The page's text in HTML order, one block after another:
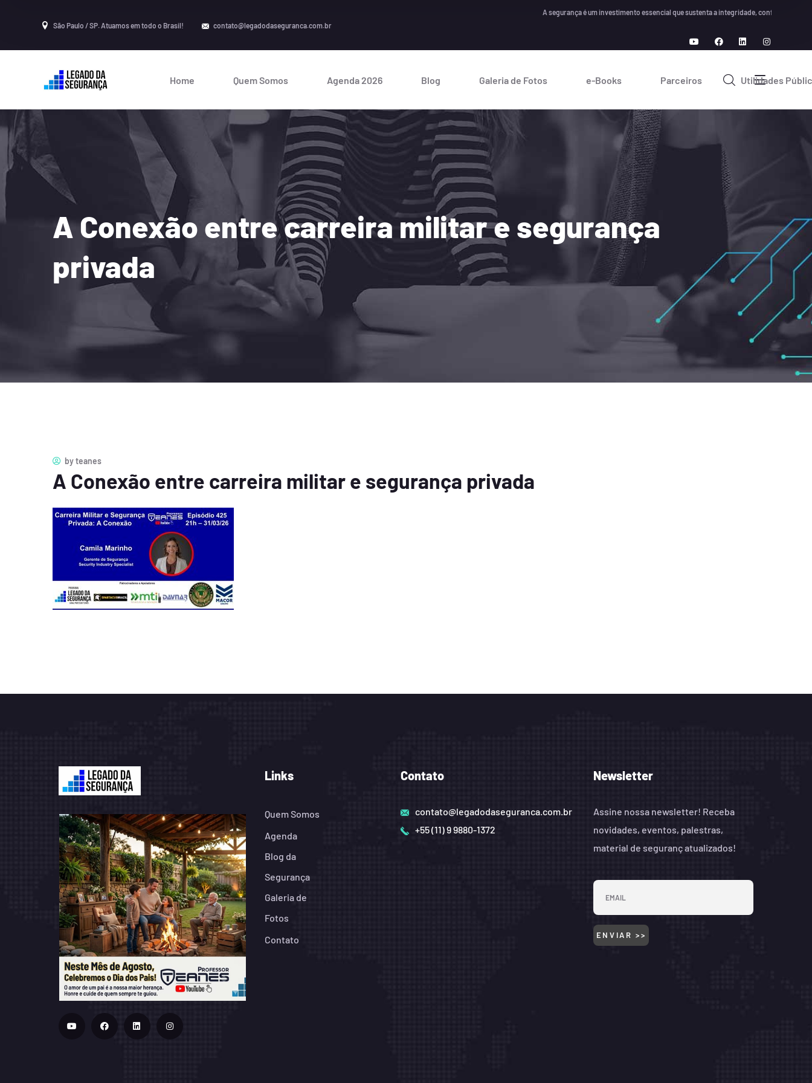
São Paulo / SP. Atuamos em todo o Brasil! contato@legadodaseguranca.com.br
A segurança é um investimento essencial que sustenta a integridade, confiança e
Home Quem Somos Agenda 2026 Blog Galeria de Fotos e-Books Parceiros Utilidades
A Conexão entre carreira militar e segurança
privada
byteanes
A Conexão entre carreira militar e segurança privada
Links
Quem Somos
Agenda
Blog da
Segurança
Galeria de
Fotos
Contato
Contato
contato@legadodaseguranca.com.br
+55 (11) 9 9880-1372
Newsletter
Assine nossa newsletter! Receba
novidades, eventos, palestras,
material de seguranç atualizados!